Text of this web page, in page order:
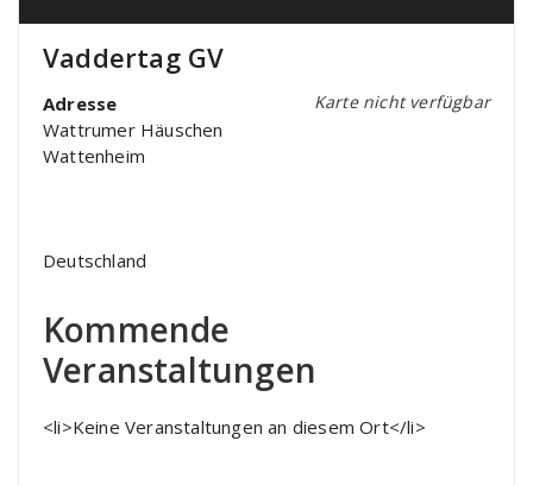
Vaddertag GV
Karte nicht verfügbar
Adresse
Wattrumer Häuschen
Wattenheim
Deutschland
Kommende
Veranstaltungen
<li>Keine Veranstaltungen an diesem Ort</li>